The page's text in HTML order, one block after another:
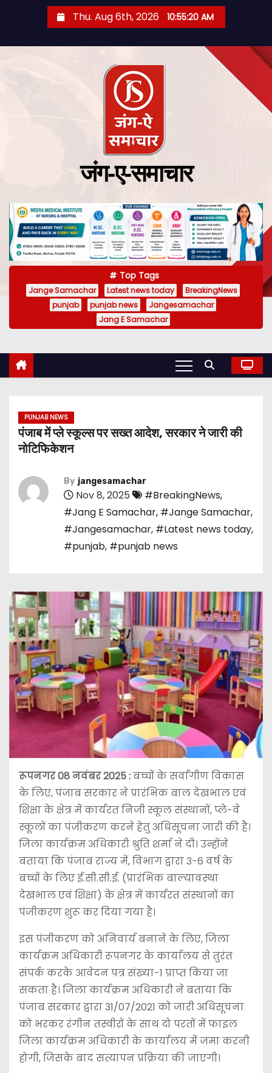
Thu. Aug 6th, 2026 10:55:21 AM
जंग-ए-समाचार
Top Tags
Jange Samachar Latest news today
BreakingNews
punjab
punjab news
Jangesamachar
Jang E Samachar
PUNJAB NEWS
पंजाब में प्ले स्कूल्स पर सख्त आदेश, सरकार ने जारी की
नोटिफिकेशन
By jangesamachar
Nov 8, 2025 #BreakingNews,
#Jang E Samachar, #Jange Samachar,
#Jangesamachar, #Latest news today,
#punjab, #punjab news
रूपनगर 08 नवंबर 2025:बच्चों के सर्वांगीण विकास
के लिए, पंजाब सरकार ने प्रारंभिक बाल देखभाल एवं
शिक्षा के क्षेत्र में कार्यरत निजी स्कूल संस्थानों, प्ले-वे
स्कूलों का पंजीकरण करने हेतु अधिसूचना जारी की है।
जिला कार्यक्रम अधिकारी श्रुति शर्मा ने दी। उन्होंने
बताया कि पंजाब राज्य में, विभाग द्वारा 3-6 वर्ष के
बच्चों के लिए ई.सी.सी.ई. (प्रारंभिक बाल्यावस्था
देखभाल एवं शिक्षा) के क्षेत्र में कार्यरत संस्थानों का
पंजीकरण शुरू कर दिया गया है।
इस पंजीकरण को अनिवार्य बनाने के लिए, जिला
कार्यक्रम अधिकारी रूपनगर के कार्यालय से तुरंत
संपर्क करके आवेदन पत्र संख्या-1 प्राप्त किया जा
सकता है। जिला कार्यक्रम अधिकारी ने बताया कि
पंजाब सरकार द्वारा 31/07/2021 को जारी अधिसूचना
को भरकर रंगीन तस्वीरों के साथ दो परतों में फाइल
जिला कार्यक्रम अधिकारी के कार्यालय में जमा करनी
होगी, जिसके बाद सत्यापन प्रक्रिया की जाएगी।